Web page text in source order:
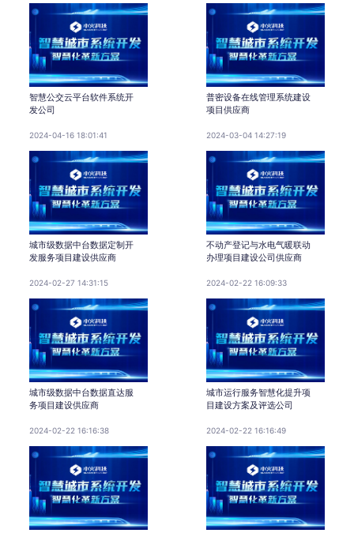
智慧公交云平台软件系统开
发公司
2024-04-16 18:01:41
普密设备在线管理系统建设
项目供应商
2024-03-04 14:27:19
城市级数据中台数据定制开
发服务项目建设供应商
2024-02-27 14:31:15
不动产登记与水电气暖联动
办理项目建设公司供应商
2024-02-22 16:09:33
城市级数据中台数据直达服
务项目建设供应商
2024-02-22 16:16:38
城市运行服务智慧化提升项
目建设方案及评选公司
2024-02-22 16:16:49